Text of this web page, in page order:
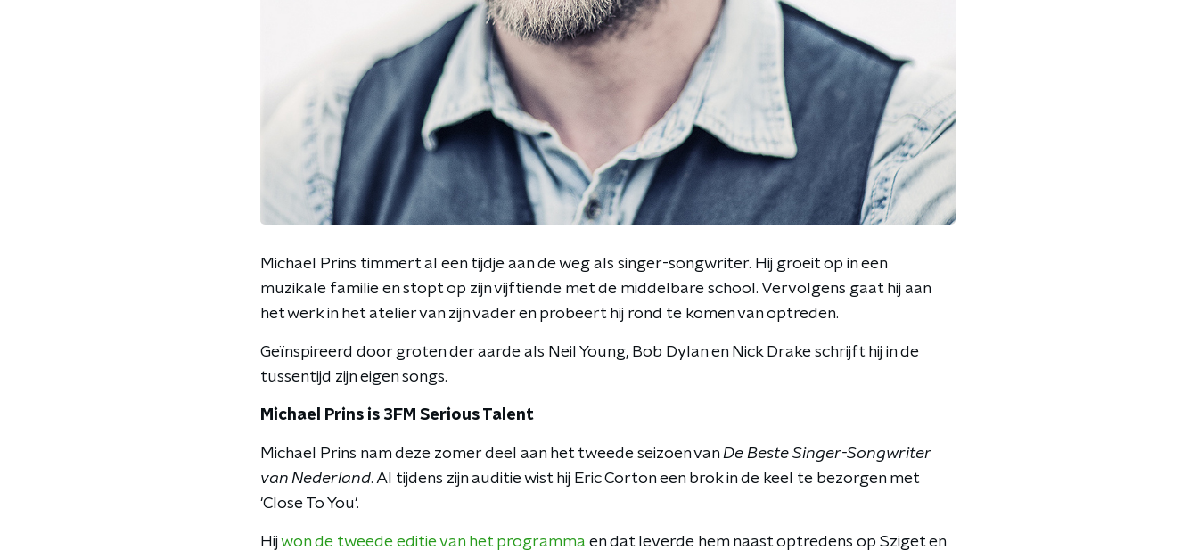
Michael Prins timmert al een tijdje aan de weg als singer-songwriter. Hij groeit op in een
muzikale familie en stopt op zijn vijftiende met de middelbare school. Vervolgens gaat hij aan
het werk in het atelier van zijn vader en probeert hij rond te komen van optreden.
Geïnspireerd door groten der aarde als Neil Young, Bob Dylan en Nick Drake schrijft hij in de
tussentijd zijn eigen songs.
Michael Prins is 3FM Serious Talent
Michael Prins nam deze zomer deel aan het tweede seizoen van De Beste Singer-Songwriter
van Nederland. Al tijdens zijn auditie wist hij Eric Corton een brok in de keel te bezorgen met
'Close To You'.
Hij won de tweede editie van het programma en dat leverde hem naast optredens op Sziget en